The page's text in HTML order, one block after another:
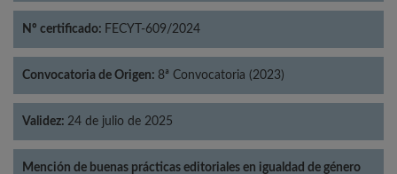
Nº certificado: FECYT-609/2024
Convocatoria de Origen: 8ª Convocatoria (2023)
Validez: 24 de julio de 2025
Mención de buenas prácticas editoriales en igualdad de género